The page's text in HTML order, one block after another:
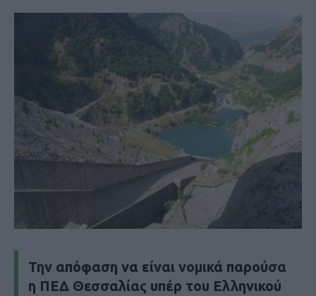
Την απόφαση να είναι νομικά παρούσα
η ΠΕΔ Θεσσαλίας υπέρ του Ελληνικού